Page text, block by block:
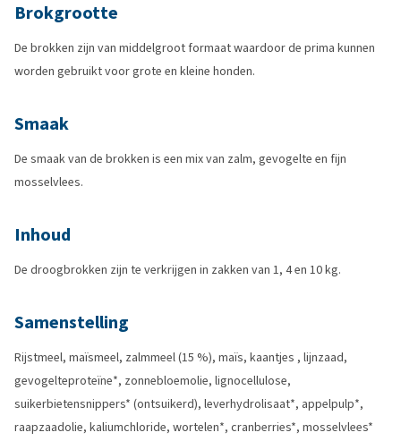
Brokgrootte
De brokken zijn van middelgroot formaat waardoor de prima kunnen
worden gebruikt voor grote en kleine honden.
Smaak
De smaak van de brokken is een mix van zalm, gevogelte en fijn
mosselvlees.
Inhoud
De droogbrokken zijn te verkrijgen in zakken van 1, 4 en 10 kg.
Samenstelling
Rijstmeel, maïsmeel, zalmmeel (15 %), maïs, kaantjes , lijnzaad,
gevogelteproteïne*, zonnebloemolie, lignocellulose,
suikerbietensnippers* (ontsuikerd), leverhydrolisaat*, appelpulp*,
raapzaadolie, kaliumchloride, wortelen*, cranberries*, mosselvlees*